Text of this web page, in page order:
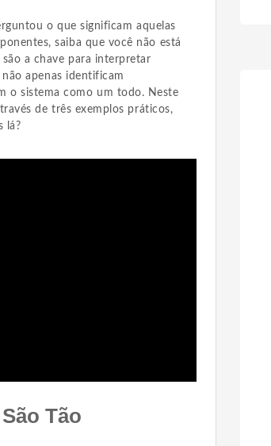
o que significam aquelas
saiba que você não está
são a chave para interpretar
apenas identificam
o sistema como um todo. Neste
de três exemplos práticos,
lá?
Tão